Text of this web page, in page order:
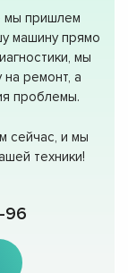
мы пришлем
машину прямо
мы
ремонт, а
проблемы.
сейчас, и мы
техники!
96